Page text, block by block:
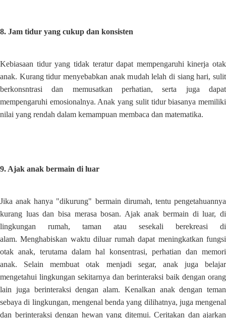
8. Jam tidur yang cukup dan konsisten
Kebiasaan tidur yang tidak teratur dapat mempengaruhi kinerja otak
anak. Kurang tidur menyebabkan anak mudah lelah di siang hari, sulit
berkonsntrasi dan memusatkan perhatian, serta juga dapat
mempengaruhi emosionalnya. Anak yang sulit tidur biasanya memiliki
nilai yang rendah dalam kemampuan membaca dan matematika.
9. Ajak anak bermain di luar
Jika anak hanya "dikurung" bermain dirumah, tentu pengetahuannya
kurang luas dan bisa merasa bosan. Ajak anak bermain di luar, di
lingkungan rumah, taman atau sesekali berekreasi di
alam. Menghabiskan waktu diluar rumah dapat meningkatkan fungsi
otak anak, terutama dalam hal konsentrasi, perhatian dan memori
anak. Selain membuat otak menjadi segar, anak juga belajar
mengetahui lingkungan sekitarnya dan berinteraksi baik dengan orang
lain juga berinteraksi dengan alam. Kenalkan anak dengan teman
sebaya di lingkungan, mengenal benda yang dilihatnya, juga mengenal
dan berinteraksi dengan hewan yang ditemui. Ceritakan dan ajarkan